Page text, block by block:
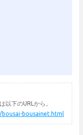
以下のURLから。
bousainet.html